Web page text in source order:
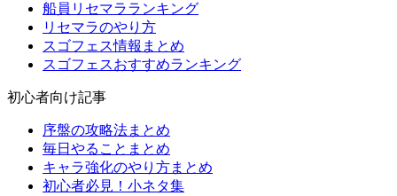
船員リセマラランキング
リセマラのやり方
スゴフェス情報まとめ
スゴフェスおすすめランキング
初心者向け記事
序盤の攻略法まとめ
毎日やることまとめ
キャラ強化のやり方まとめ
初心者必見！小ネタ集